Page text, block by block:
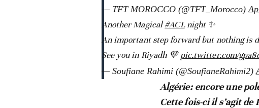
— TFT MOROCCO (@TFT_Morocco)
Another Magical#ACLnight ✨
An important step forward but nothing is
See you in Riyadh 💜pic.twitter.com/
— Soufiane Rahimi (@SoufianeRahimi2)
Algérie: encore une
Cette fois-ci il s’agit de